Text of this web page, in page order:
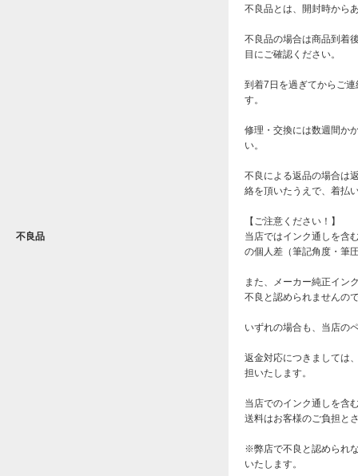
不良品
不良品とは、開封時から
不良品の場合は商品到着
目にご確認ください。
到着7日を過ぎてからご
す。
修理・交換には数週間か
い。
不良による返品の場合は
絡を頂いたうえで、着払
【ご注意ください！】
当店ではインク通しを含
の個人差（筆記角度・筆
また、メーカー純正イン
不良と認められませんの
いずれの場合も、当店の
返金対応につきましては
担いたします。
当店でのインク通しを含
送料はお客様のご負担と
※弊店で不良と認められ
いたします。